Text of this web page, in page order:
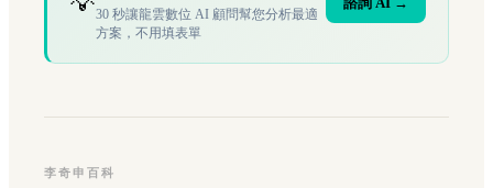
30 秒讓龍雲數位 AI 顧問幫您分析最適
方案，不用填表單
李奇申百科